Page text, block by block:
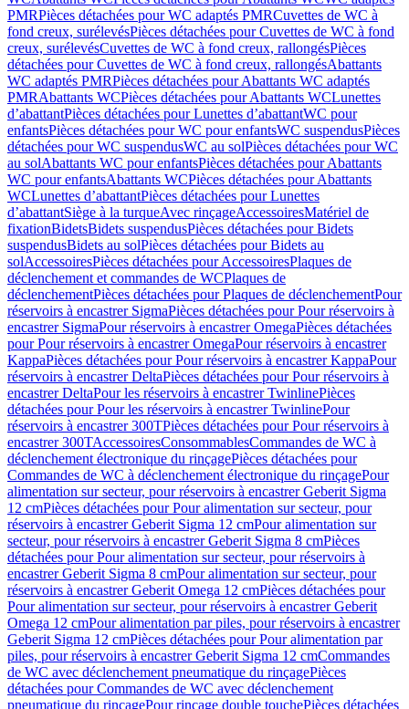
PMRPièces détachées pour WC adaptés PMRCuvettes de WC à
fond creux, surélevésPièces détachées pour Cuvettes de WC à fond
creux, surélevésCuvettes de WC à fond creux, rallongésPièces
détachées pour Cuvettes de WC à fond creux, rallongésAbattants
WC adaptés PMRPièces détachées pour Abattants WC adaptés
PMRAbattants WCPièces détachées pour Abattants WCLunettes
d’abattantPièces détachées pour Lunettes d’abattantWC pour
enfantsPièces détachées pour WC pour enfantsWC suspendusPièces
détachées pour WC suspendusWC au solPièces détachées pour WC
au solAbattants WC pour enfantsPièces détachées pour Abattants
WC pour enfantsAbattants WCPièces détachées pour Abattants
WCLunettes d’abattantPièces détachées pour Lunettes
d’abattantSiège à la turqueAvec rinçageAccessoiresMatériel de
fixationBidetsBidets suspendusPièces détachées pour Bidets
suspendusBidets au solPièces détachées pour Bidets au
solAccessoiresPièces détachées pour AccessoiresPlaques de
déclenchement et commandes de WCPlaques de
déclenchementPièces détachées pour Plaques de déclenchementPour
réservoirs à encastrer SigmaPièces détachées pour Pour réservoirs à
encastrer SigmaPour réservoirs à encastrer OmegaPièces détachées
pour Pour réservoirs à encastrer OmegaPour réservoirs à encastrer
KappaPièces détachées pour Pour réservoirs à encastrer KappaPour
réservoirs à encastrer DeltaPièces détachées pour Pour réservoirs à
encastrer DeltaPour les réservoirs à encastrer TwinlinePièces
détachées pour Pour les réservoirs à encastrer TwinlinePour
réservoirs à encastrer 300TPièces détachées pour Pour réservoirs à
encastrer 300TAccessoiresConsommablesCommandes de WC à
déclenchement électronique du rinçagePièces détachées pour
Commandes de WC à déclenchement électronique du rinçagePour
alimentation sur secteur, pour réservoirs à encastrer Geberit Sigma
12 cmPièces détachées pour Pour alimentation sur secteur, pour
réservoirs à encastrer Geberit Sigma 12 cmPour alimentation sur
secteur, pour réservoirs à encastrer Geberit Sigma 8 cmPièces
détachées pour Pour alimentation sur secteur, pour réservoirs à
encastrer Geberit Sigma 8 cmPour alimentation sur secteur, pour
réservoirs à encastrer Geberit Omega 12 cmPièces détachées pour
Pour alimentation sur secteur, pour réservoirs à encastrer Geberit
Omega 12 cmPour alimentation par piles, pour réservoirs à encastrer
Geberit Sigma 12 cmPièces détachées pour Pour alimentation par
piles, pour réservoirs à encastrer Geberit Sigma 12 cmCommandes
de WC avec déclenchement pneumatique du rinçagePièces
détachées pour Commandes de WC avec déclenchement
pneumatique du rinçagePour rinçage double touchePièces détachées